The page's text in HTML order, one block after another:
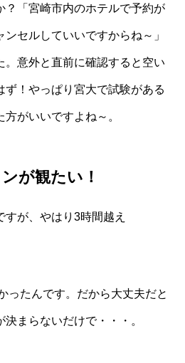
？「宮崎市内のホテルで予約が
セルしていいですからね～」
。意外と直前に確認すると空い
ず！やっぱり宮大で試験がある
がいいですよね～。
が観たい！
が、やはり3時間越え
ったんです。だから大丈夫だと
まらないだけで・・・。